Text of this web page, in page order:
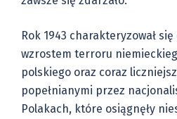
Rok 1943 charakteryzował
wzrostem terroru
polskiego oraz coraz
popełnianymi przez
Polakach, które osiągnęły